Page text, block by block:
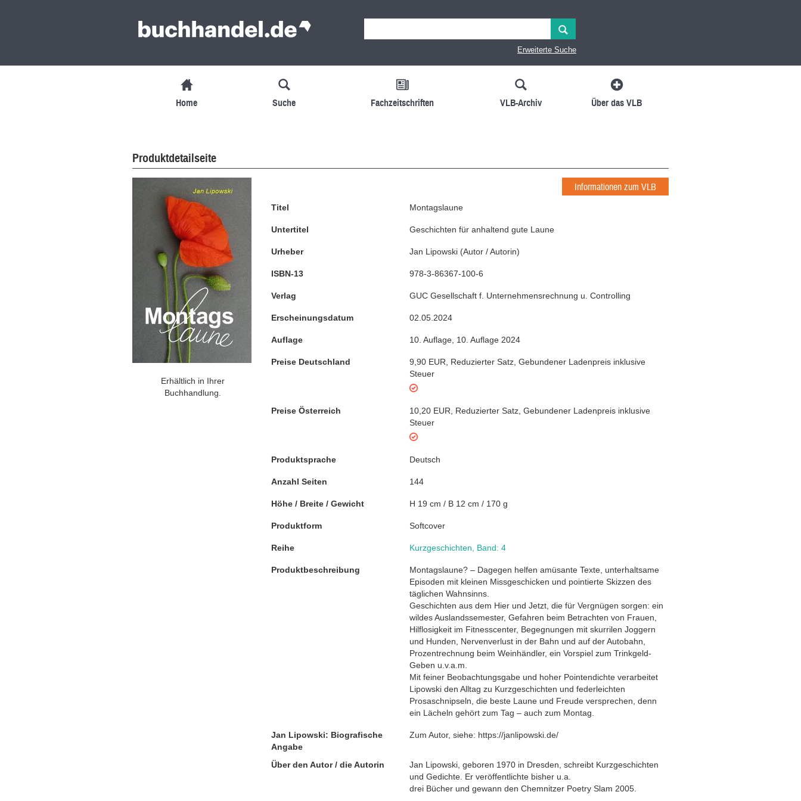
Erweiterte Suche
Home Suche Fachzeitschriften VLB-Archiv Über das VLB
Produktdetailseite
Erhältlich in Ihrer
Buchhandlung.
Informationen zum VLB
Titel Montagslaune
Untertitel Geschichten für anhaltend gute Laune
Urheber Jan Lipowski (Autor / Autorin)
ISBN-13 978-3-86367-100-6
Verlag GUC Gesellschaft f. Unternehmensrechnung u. Controlling
Erscheinungsdatum 02.05.2024
Auflage 10. Auflage 10. Auflage 2024
Preise Deutschland 9,90 EUR Reduzierter Satz Gebundener Ladenpreis inklusive
Steuer
Preise Österreich 10,20 EUR Reduzierter Satz Gebundener Ladenpreis inklusive
Steuer
Produktsprache Deutsch
Anzahl Seiten 144
Höhe / Breite / Gewicht H 19 cm / B 12 cm / 170 g
Produktform Softcover
Reihe Kurzgeschichten Band: 4
Produktbeschreibung
Montagslaune? – Dagegen helfen amüsante Texte, unterhaltsame
Episoden mit kleinen Missgeschicken und pointierte Skizzen des
täglichen Wahnsinns.
Geschichten aus dem Hier und Jetzt, die für Vergnügen sorgen: ein
wildes Auslandssemester, Gefahren beim Betrachten von Frauen,
Hilflosigkeit im Fitnesscenter, Begegnungen mit skurrilen Joggern
und Hunden, Nervenverlust in der Bahn und auf der Autobahn,
Prozentrechnung beim Weinhändler, ein Vorspiel zum Trinkgeld-
Geben u.v.a.m.
Mit feiner Beobachtungsgabe und hoher Pointendichte verarbeitet
Lipowski den Alltag zu Kurzgeschichten und federleichten
Prosaschnipseln, die beste Laune und Freude versprechen, denn
ein Lächeln gehört zum Tag – auch zum Montag.
Jan Lipowski: Biografische
Angabe
Zum Autor, siehe: https://janlipowski.de/
Über den Autor / die Autorin
Jan Lipowski, geboren 1970 in Dresden, schreibt Kurzgeschichten
und Gedichte. Er veröffentlichte bisher u.a.
drei Bücher und gewann den Chemnitzer Poetry Slam 2005.